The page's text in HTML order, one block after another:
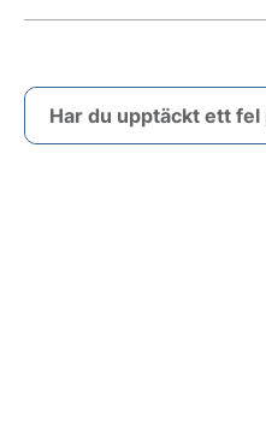
Har du upptäckt ett fel